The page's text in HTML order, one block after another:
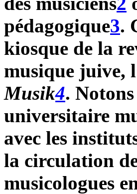
pédagogique3.
kiosque de la
musique juive,
Musik4.
universitaire
avec les
la circulation
musicologues